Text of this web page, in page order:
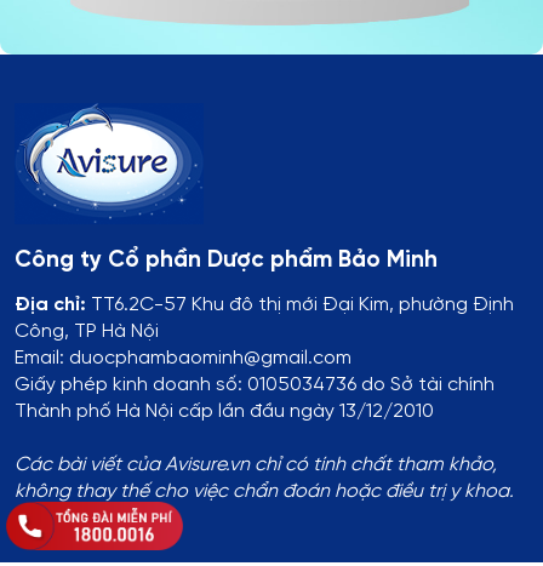
Công ty Cổ phần Dược phẩm Bảo Minh
Địa chỉ: TT6.2C-57 Khu đô thị mới Đại Kim, phường Định
Công, TP Hà Nội
Email: duocphambaominh@gmail.com
Giấy phép kinh doanh số: 0105034736 do Sở tài chính
Thành phố Hà Nội cấp lần đầu ngày 13/12/2010
Các bài viết của Avisure.vn chỉ có tính chất tham khảo,
không thay thế cho việc chẩn đoán hoặc điều trị y khoa.